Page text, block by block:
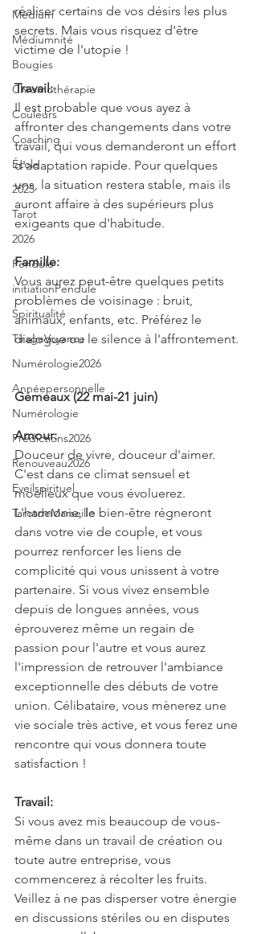
Médium
Médiumnité
Bougies
Chromothérapie
Couleurs
Coaching
École
2025
Tarot
2026
Pendule
initiationPendule
Spiritualité
TirageVoyance
Numérologie2026
Annéepersonnelle
Numérologie
Prédictions2026
Renouveau2026
Eveilspirituel
TarotdeMarseille
réaliser certains de vos désirs les plus
secrets. Mais vous risquez d'être
victime de l'utopie !
Travail:
Il est probable que vous ayez à
affronter des changements dans votre
travail, qui vous demanderont un effort
d'adaptation rapide. Pour quelques
uns, la situation restera stable, mais ils
auront affaire à des supérieurs plus
exigeants que d'habitude.
Famille:
Vous aurez peut-être quelques petits
problèmes de voisinage : bruit,
animaux, enfants, etc. Préférez le
dialogue ou le silence à l'affrontement.
Gémeaux (22 mai-21 juin)
Amour:
Douceur de vivre, douceur d'aimer.
C'est dans ce climat sensuel et
moelleux que vous évoluerez.
L'harmonie, le bien-être régneront
dans votre vie de couple, et vous
pourrez renforcer les liens de
complicité qui vous unissent à votre
partenaire. Si vous vivez ensemble
depuis de longues années, vous
éprouverez même un regain de
passion pour l'autre et vous aurez
l'impression de retrouver l'ambiance
exceptionnelle des débuts de votre
union. Célibataire, vous mènerez une
vie sociale très active, et vous ferez une
rencontre qui vous donnera toute
satisfaction !
Travail:
Si vous avez mis beaucoup de vous-
même dans un travail de création ou
toute autre entreprise, vous
commencerez à récolter les fruits.
Veillez à ne pas disperser votre énergie
en discussions stériles ou en disputes